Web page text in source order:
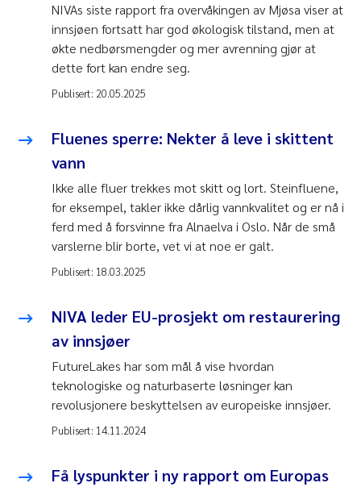
NIVAs siste rapport fra overvåkingen av Mjøsa viser at
innsjøen fortsatt har god økologisk tilstand, men at
økte nedbørsmengder og mer avrenning gjør at
dette fort kan endre seg.
Publisert: 20.05.2025
Fluenes sperre: Nekter å leve i skittent
vann
Ikke alle fluer trekkes mot skitt og lort. Steinfluene,
for eksempel, takler ikke dårlig vannkvalitet og er nå i
ferd med å forsvinne fra Alnaelva i Oslo. Når de små
varslerne blir borte, vet vi at noe er galt.
Publisert: 18.03.2025
NIVA leder EU-prosjekt om restaurering
av innsjøer
FutureLakes har som mål å vise hvordan
teknologiske og naturbaserte løsninger kan
revolusjonere beskyttelsen av europeiske innsjøer.
Publisert: 14.11.2024
Få lyspunkter i ny rapport om Europas